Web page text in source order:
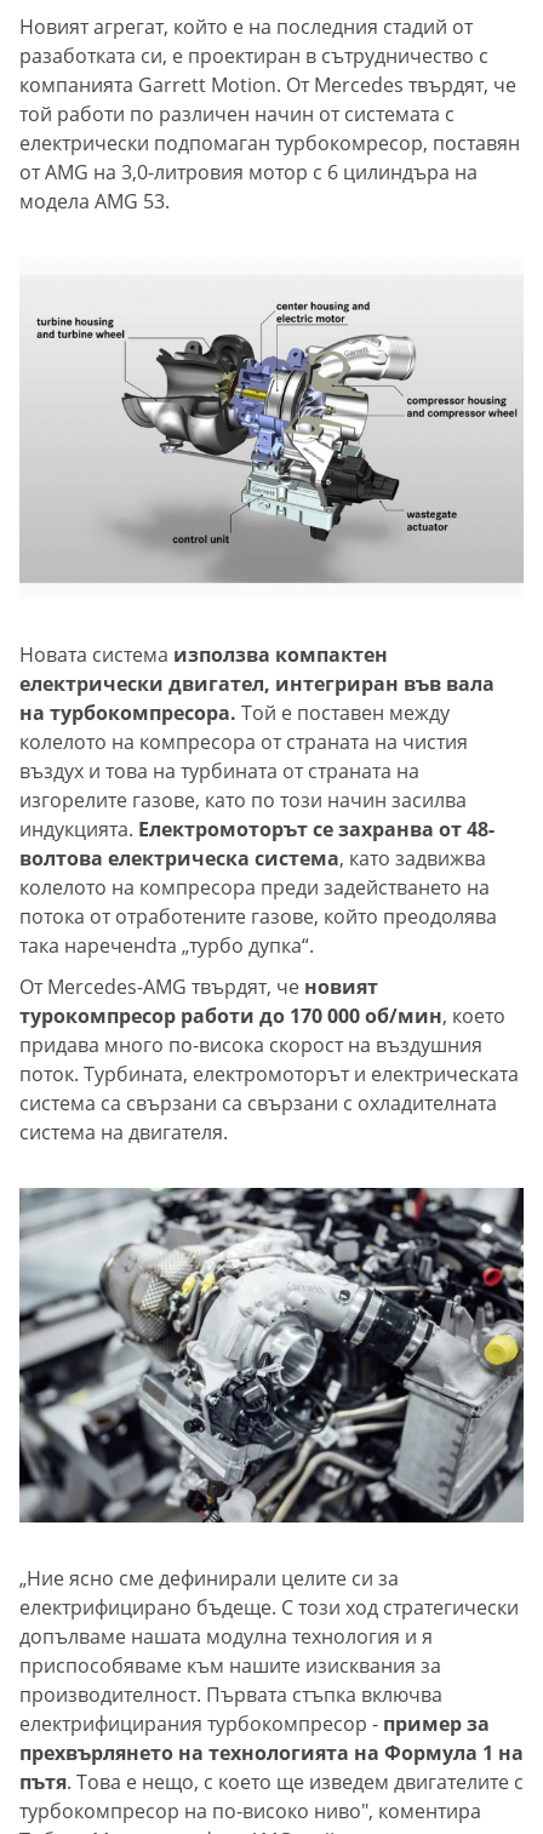
Новият агрегат, който е на последния стадий от
разаботката си, е проектиран в сътрудничество с
компанията Garrett Motion. От Mercedes твърдят, че
той работи по различен начин от системата с
електрически подпомаган турбокомресор, поставян
от AMG на 3,0-литровия мотор с 6 цилиндъра на
модела AMG 53.
Новата система използва компактен
електрически двигател, интегриран във вала
на турбокомпресора. Той е поставен между
колелото на компресора от страната на чистия
въздух и това на турбината от страната на
изгорелите газове, като по този начин засилва
индукцията. Електромоторът се захранва от 48-
волтова електрическа система, като задвижва
колелото на компресора преди задействането на
потока от отработените газове, който преодолява
така нареченdта „турбо дупка“.
От Mercedes-AMG твърдят, че новият
турокомпресор работи до 170 000 об/мин, което
придава много по-висока скорост на въздушния
поток. Турбината, електромоторът и електрическата
система са свързани са свързани с охладителната
система на двигателя.
„Ние ясно сме дефинирали целите си за
електрифицирано бъдеще. С този ход стратегически
допълваме нашата модулна технология и я
приспособяваме към нашите изисквания за
производителност. Първата стъпка включва
електрифицирания турбокомпресор - пример за
прехвърлянето на технологията на Формула 1 на
пътя. Това е нещо, с което ще изведем двигателите с
турбокомпресор на по-високо ниво", коментира